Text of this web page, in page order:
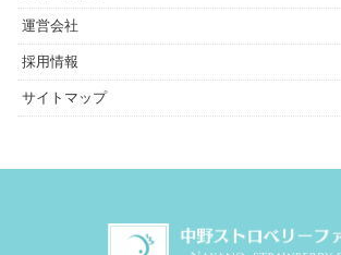
運営会社
採用情報
サイトマップ